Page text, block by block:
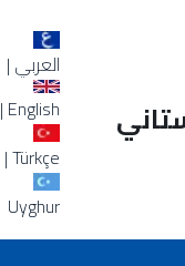
العربي |
English
|
Türkçe
|
Uyghur